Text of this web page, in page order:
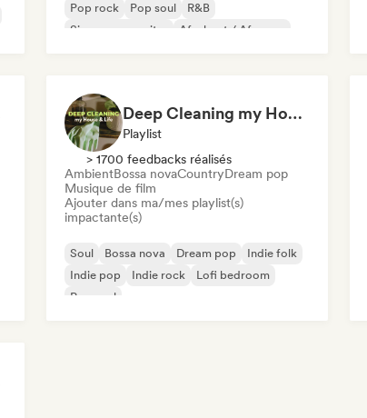
Pop rock
Pop soul
R&B
Singer-songwriter
Afrobeat / Afropop
Deep Cleaning my House and Life 🫧 Bedroom Pop & Indie Pop
Playlist
> 1700 feedbacks réalisés
AmbientBossa novaCountryDream pop
Musique de film
Ajouter dans ma/mes playlist(s)
impactante(s)
Soul Bossa nova Dream pop
Indie folk
Indie pop
Indie rock
Lofi bedroom
Pop soul